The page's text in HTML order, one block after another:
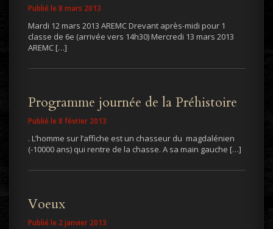
Publié le 8 mars 2013
Mardi 12 mars 2013 AREMC Drevant après-midi pour 1
classe de 6e (arrivée vers 14h30) Mercredi 13 mars 2013
AREMC […]
Programme journée de la Préhistoire
Publié le 8 février 2013
. L’homme sur l’affiche est un chasseur du magdalénien
(-10000 ans) qui rentre de la chasse. A sa main gauche […]
Voeux
Publié le 2 janvier 2013